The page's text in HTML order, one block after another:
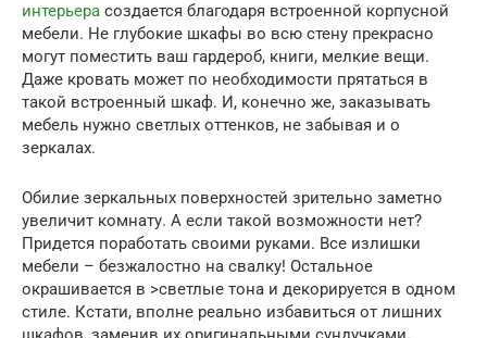
интерьера создается благодаря встроенной корпусной
мебели. Не глубокие шкафы во всю стену прекрасно
могут поместить ваш гардероб, книги, мелкие вещи.
Даже кровать может по необходимости прятаться в
такой встроенный шкаф. И, конечно же, заказывать
мебель нужно светлых оттенков, не забывая и о
зеркалах.
Обилие зеркальных поверхностей зрительно заметно
увеличит комнату. А если такой возможности нет?
Придется поработать своими руками. Все излишки
мебели – безжалостно на свалку! Остальное
окрашивается в >светлые тона и декорируется в одном
стиле. Кстати, вполне реально избавиться от лишних